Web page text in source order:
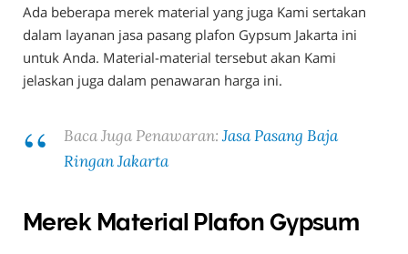
Ada beberapa merek material yang juga Kami sertakan
dalam layanan jasa pasang plafon Gypsum Jakarta ini
untuk Anda. Material-material tersebut akan Kami
jelaskan juga dalam penawaran harga ini.
Baca Juga Penawaran:Jasa Pasang Baja
Ringan Jakarta
Merek Material Plafon Gypsum